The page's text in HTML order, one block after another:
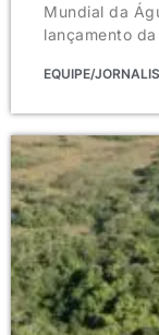
Mundial da
lançamento da
EQUIPE/